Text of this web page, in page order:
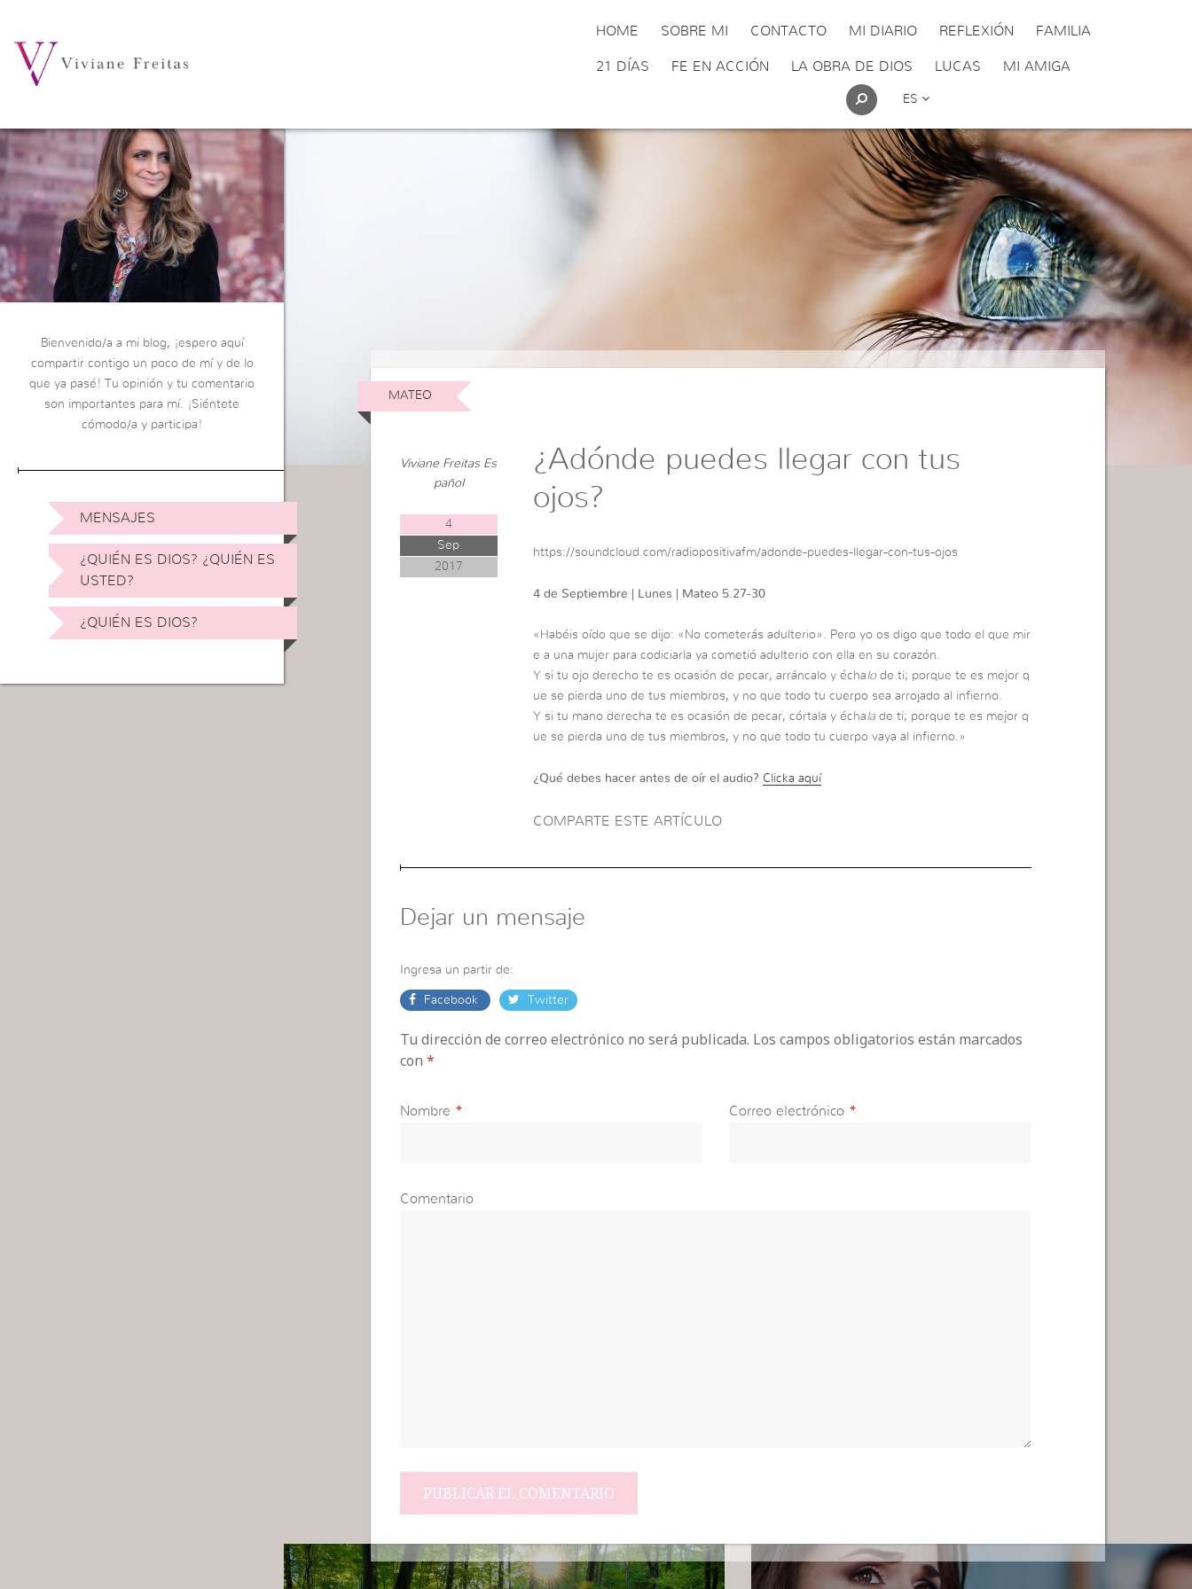
HOME SOBRE MI CONTACTO MI DIARIO REFLEXIÓN FAMILIA
21 DÍAS FE EN ACCIÓN LA OBRA DE DIOS LUCAS MI AMIGA
ES
Bienvenido/a a mi blog, ¡espero aquí
compartir contigo un poco de mí y de lo
que ya pasé! Tu opinión y tu comentario
son importantes para mí. ¡Siéntete
cómodo/a y participa!
MENSAJES
¿QUIÉN ES DIOS? ¿QUIÉN ES
USTED?
¿QUIÉN ES DIOS?
MATEO
Viviane Freitas Es
pañol
4
Sep
2017
¿Adónde puedes llegar con tus
ojos?
https://soundcloud.com/radiopositivafm/adonde-puedes-llegar-con-tus-ojos
4 de Septiembre | Lunes | Mateo 5.27-30
«Habéis oído que se dijo: «No cometerás adulterio». Pero yo os digo que todo el que mir
e a una mujer para codiciarla ya cometió adulterio con ella en su corazón.
Y si tu ojo derecho te es ocasión de pecar, arráncalo y échalode ti; porque te es mejor q
ue se pierda uno de tus miembros, y no que todo tu cuerpo sea arrojado al infierno.
Y si tu mano derecha te es ocasión de pecar, córtala y échalade ti; porque te es mejor q
ue se pierda uno de tus miembros, y no que todo tu cuerpo vaya al infierno.»
¿Qué debes hacer antes de oír el audio? Clicka aquí
COMPARTE ESTE ARTÍCULO
Dejar un mensaje
Ingresa un partir de:
Facebook Twitter
Tu dirección de correo electrónico no será publicada. Los campos obligatorios están marcados
con *
Nombre * Correo electrónico *
Comentario